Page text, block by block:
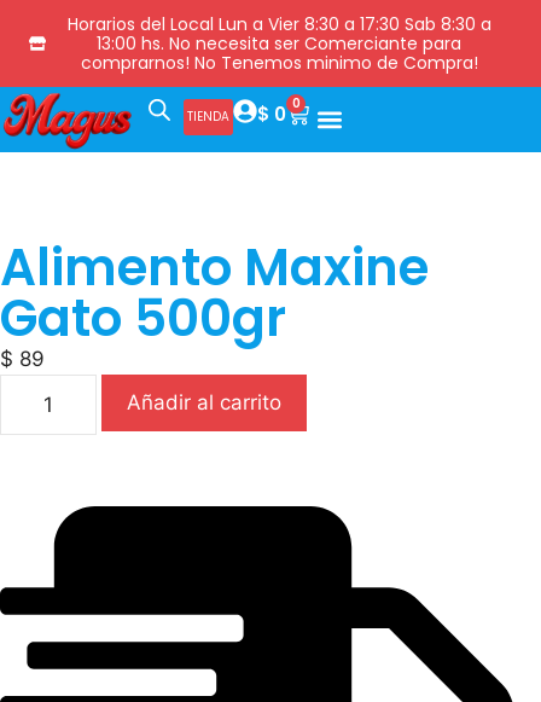
Horarios del Local Lun a Vier 8:30 a 17:30 Sab 8:30 a
13:00 hs. No necesita ser Comerciante para
comprarnos! No Tenemos minimo de Compra!
TIENDA $ 0 0
Alimento Maxine
Gato 500gr
$ 89
Añadir al carrito